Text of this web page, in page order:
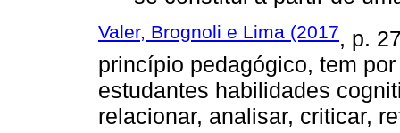
Valer, Brognoli e Lima (2017, p.
princípio pedagógico, tem
estudantes habilidades
relacionar, analisar, criticar,